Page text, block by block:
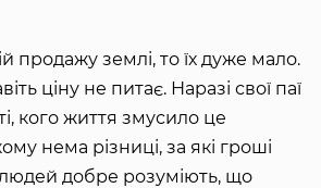
продажу землі, то їх дуже мало.
ціну не питає. Наразі свої паї
кого життя змусило це
нема різниці, за які гроші
добре розуміють, що